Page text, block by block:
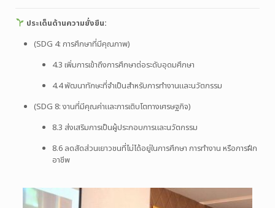
ประเด็นด้านความยั่งยืน:
(SDG 4: การศึกษาที่มีคุณภาพ)
4.3 เพิ่มการเข้าถึงการศึกษาต่อระดับอุดมศึกษา
4.4 พัฒนาทักษะที่จำเป็นสำหรับการทำงานและนวัตกรรม
(SDG 8: งานที่มีคุณค่าและการเติบโตทางเศรษฐกิจ)
8.3 ส่งเสริมการเป็นผู้ประกอบการและนวัตกรรม
8.6 ลดสัดส่วนเยาวชนที่ไม่ได้อยู่ในการศึกษา การทำงาน หรือการฝึก
อาชีพ